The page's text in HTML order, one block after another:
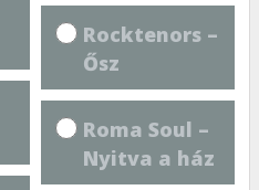
Rocktenors –
Ősz
Roma Soul –
Nyitva a ház